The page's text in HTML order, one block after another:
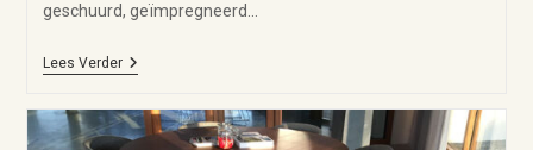
geschuurd, geïmpregneerd…
Lees Verder